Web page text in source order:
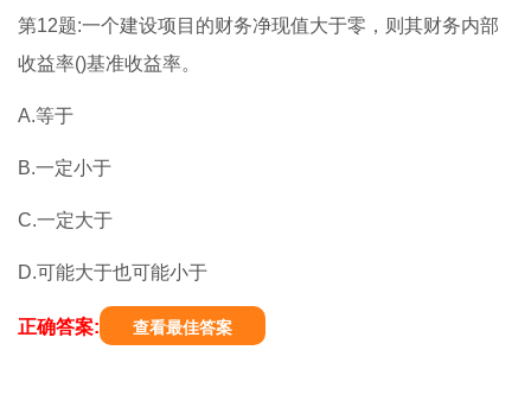
第12题:一个建设项目的财务净现值大于零，则其财务内部
收益率()基准收益率。
A.等于
B.一定小于
C.一定大于
D.可能大于也可能小于
正确答案: 查看最佳答案